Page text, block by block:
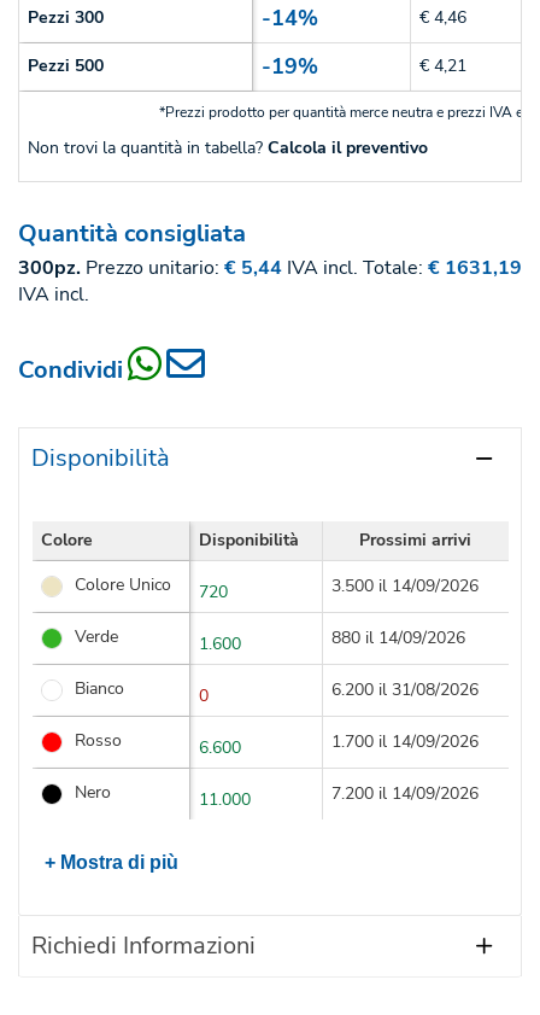
Pezzi 300 -14% € 4,46
Pezzi 500 -19% € 4,21
*Prezzi prodotto per quantità merce neutra e prezzi IVA
Non trovi la quantità in tabella? Calcola il preventivo
Quantità consigliata
300pz. Prezzo unitario: € 5,44 IVA incl. Totale: € 1631,19
IVA incl.
Condividi
Disponibilità
Colore Disponibilità
Prossimi arrivi
Colore Unico
720 3.500 il 14/09/2026
Verde 1.600 880 il 14/09/2026
Bianco 0 6.200 il 31/08/2026
Rosso 6.600 1.700 il 14/09/2026
Nero 11.000 7.200 il 14/09/2026
+ Mostra di più
Richiedi Informazioni